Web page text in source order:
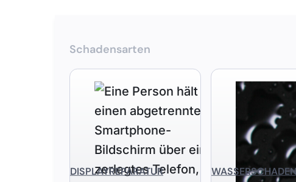
Schadensarten
DISPLAYREPARATUR WASSERSCHADEN